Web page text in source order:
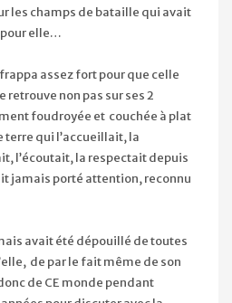
les champs de bataille qui avait
elle…
assez fort pour que celle
non pas sur ses 2
foudroyée et couchée à plat
qui l’accueillait, la
l’écoutait, la respectait depuis
jamais porté attention, reconnu
avait été dépouillé de toutes
de par le fait même de son
de CE monde pendant